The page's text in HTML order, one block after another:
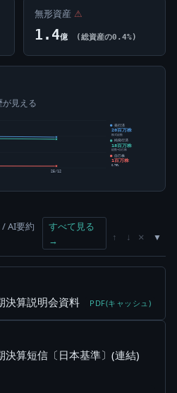
無形資産 ⚠
1.4億 (総資産の0.4%)
見える
25/12
発行済
20百万株
株式総数
純発行済
18百万株
総数-自己株
自己株
1百万株
6.70%
AI要約
すべて見る
→
↑ ↓ ×
決算説明会資料 PDF(キャッシュ)
算短信〔日本基準〕(連結)